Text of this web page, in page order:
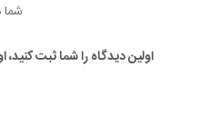
اولین دیدگاه را شما ثبت کنید،